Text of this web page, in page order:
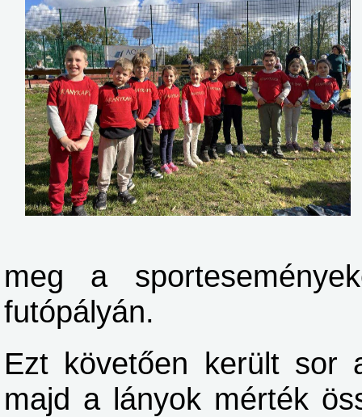
meg a
futópályán.
Ezt követően került sor
majd a lányok mérték